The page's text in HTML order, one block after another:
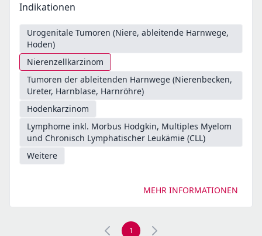
Indikationen
Urogenitale Tumoren (Niere, ableitende Harnwege,
Hoden)
Nierenzellkarzinom
Tumoren der ableitenden Harnwege (Nierenbecken,
Ureter, Harnblase, Harnröhre)
Hodenkarzinom
Lymphome inkl. Morbus Hodgkin, Multiples Myelom
und Chronisch Lymphatischer Leukämie (CLL)
Weitere
MEHR INFORMATIONEN
1